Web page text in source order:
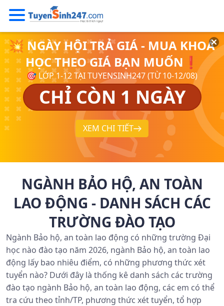
💥 NGÀY HỘI TRẢ GIÁ - MUA KHOÁ
HỌC THEO GIÁ BẠN MUỐN❗
🎯 LỚP 1-12 TẠI TUYENSINH247 (TỪ 10-12/08)
CHỈ CÒN 1 NGÀY
XEM CHI TIẾT
NGÀNH BẢO HỘ, AN TOÀN
LAO ĐỘNG - DANH SÁCH CÁC
TRƯỜNG ĐÀO TẠO
Ngành Bảo hộ, an toàn lao động có những trường Đại
học nào đào tạo năm 2026, ngành Bảo hộ, an toàn lao
động lấy bao nhiêu điểm, có những phương thức xét
tuyển nào? Dưới đây là thống kê danh sách các trường
đào tạo ngành Bảo hộ, an toàn lao động, các em có thể
tra cứu theo tỉnh/TP, phương thức xét tuyển, tổ hợp